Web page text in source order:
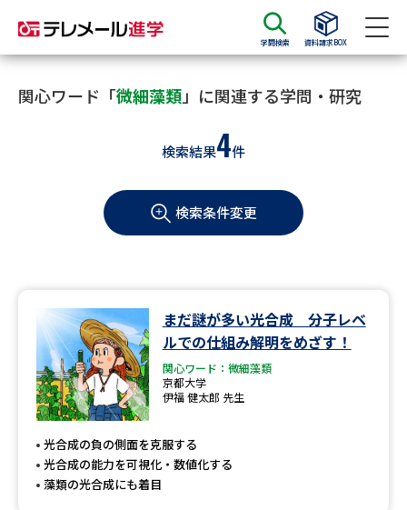
学問検索 資料請求BOX
資料請求 資料検索
大学・短大の資料種類から請求
学部・学科パンフ
過去問題集
大学・短大以外の資料から請求
専門学校の資料請求 大学院の資料請求
留学・進学関連、塾・予備校
内」の請求
関心ワード「微細藻類」に関連する学問・研究
検索結果4件
検索条件変更
まだ謎が多い光合成 分子レベ
ルでの仕組み解明をめざす！
関心ワード：微細藻類
京都大学
伊福 健太郎 先生
光合成の負の側面を克服する
光合成の能力を可視化・数値化する
藻類の光合成にも着目